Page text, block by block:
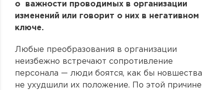
о важности проводимых в организации
изменений или говорит о них в негативном
ключе.
Любые преобразования в организации
неизбежно встречают сопротивление
персонала — люди боятся, как бы новшества
не ухудшили их положение. По этой причине